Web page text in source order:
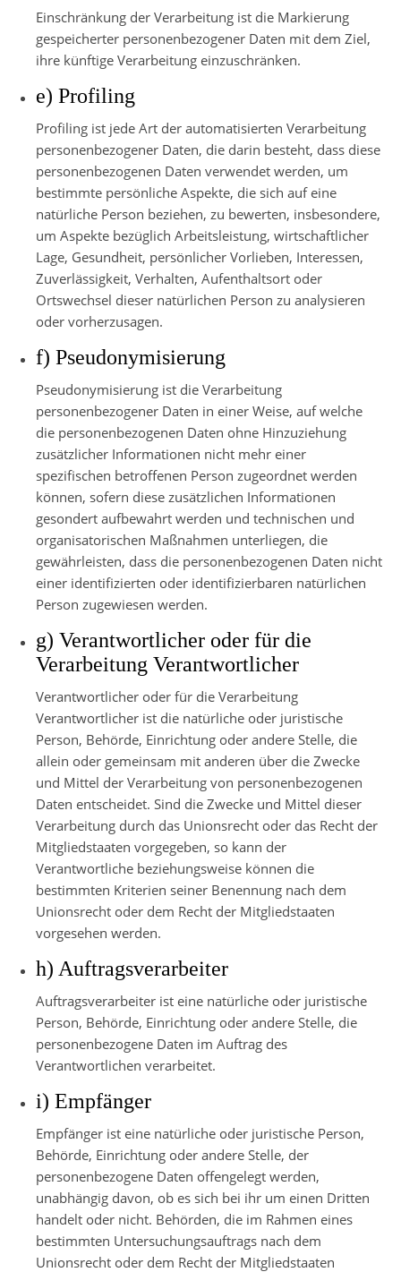
Einschränkung der Verarbeitung ist die Markierung
gespeicherter personenbezogener Daten mit dem Ziel,
ihre künftige Verarbeitung einzuschränken.
e) Profiling
Profiling ist jede Art der automatisierten Verarbeitung
personenbezogener Daten, die darin besteht, dass diese
personenbezogenen Daten verwendet werden, um
bestimmte persönliche Aspekte, die sich auf eine
natürliche Person beziehen, zu bewerten, insbesondere,
um Aspekte bezüglich Arbeitsleistung, wirtschaftlicher
Lage, Gesundheit, persönlicher Vorlieben, Interessen,
Zuverlässigkeit, Verhalten, Aufenthaltsort oder
Ortswechsel dieser natürlichen Person zu analysieren
oder vorherzusagen.
f) Pseudonymisierung
Pseudonymisierung ist die Verarbeitung
personenbezogener Daten in einer Weise, auf welche
die personenbezogenen Daten ohne Hinzuziehung
zusätzlicher Informationen nicht mehr einer
spezifischen betroffenen Person zugeordnet werden
können, sofern diese zusätzlichen Informationen
gesondert aufbewahrt werden und technischen und
organisatorischen Maßnahmen unterliegen, die
gewährleisten, dass die personenbezogenen Daten nicht
einer identifizierten oder identifizierbaren natürlichen
Person zugewiesen werden.
g) Verantwortlicher oder für die
Verarbeitung Verantwortlicher
Verantwortlicher oder für die Verarbeitung
Verantwortlicher ist die natürliche oder juristische
Person, Behörde, Einrichtung oder andere Stelle, die
allein oder gemeinsam mit anderen über die Zwecke
und Mittel der Verarbeitung von personenbezogenen
Daten entscheidet. Sind die Zwecke und Mittel dieser
Verarbeitung durch das Unionsrecht oder das Recht der
Mitgliedstaaten vorgegeben, so kann der
Verantwortliche beziehungsweise können die
bestimmten Kriterien seiner Benennung nach dem
Unionsrecht oder dem Recht der Mitgliedstaaten
vorgesehen werden.
h) Auftragsverarbeiter
Auftragsverarbeiter ist eine natürliche oder juristische
Person, Behörde, Einrichtung oder andere Stelle, die
personenbezogene Daten im Auftrag des
Verantwortlichen verarbeitet.
i) Empfänger
Empfänger ist eine natürliche oder juristische Person,
Behörde, Einrichtung oder andere Stelle, der
personenbezogene Daten offengelegt werden,
unabhängig davon, ob es sich bei ihr um einen Dritten
handelt oder nicht. Behörden, die im Rahmen eines
bestimmten Untersuchungsauftrags nach dem
Unionsrecht oder dem Recht der Mitgliedstaaten